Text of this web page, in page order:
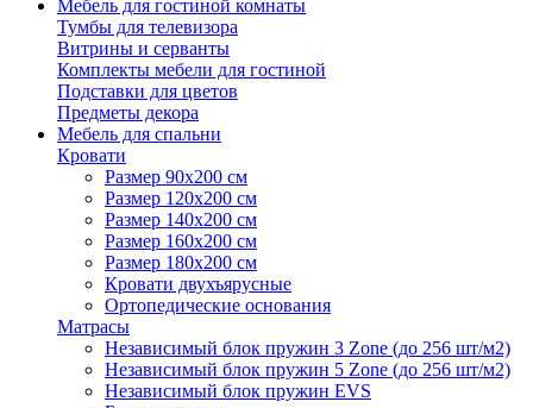
Мебель для гостиной комнаты
Тумбы для телевизора
Витрины и серванты
Комплекты мебели для гостиной
Подставки для цветов
Предметы декора
Мебель для спальни
Кровати
Размер 90х200 см
Размер 120х200 см
Размер 140х200 см
Размер 160х200 см
Размер 180х200 см
Кровати двухъярусные
Ортопедические основания
Матрасы
Независимый блок пружин 3 Zone (до 256 шт/м2)
Независимый блок пружин 5 Zone (до 256 шт/м2)
Независимый блок пружин EVS